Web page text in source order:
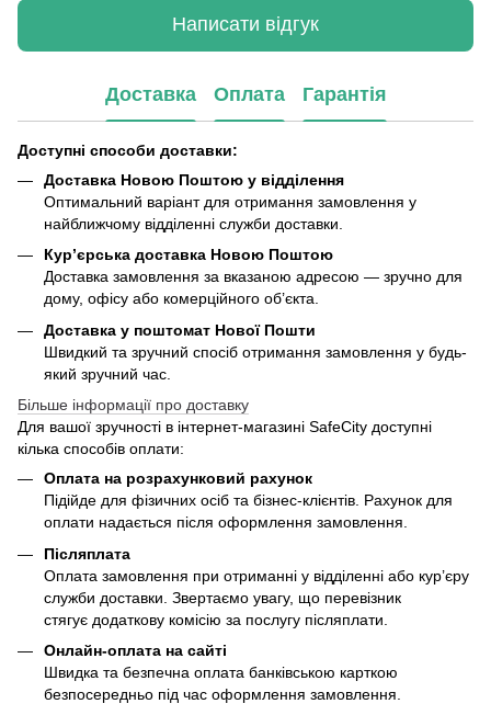
Написати відгук
Доставка Оплата Гарантія
Доступні способи доставки:
Доставка Новою Поштою у відділення
Оптимальний варіант для отримання замовлення у
найближчому відділенні служби доставки.
Кур’єрська доставка Новою Поштою
Доставка замовлення за вказаною адресою — зручно для
дому, офісу або комерційного об’єкта.
Доставка у поштомат Нової Пошти
Швидкий та зручний спосіб отримання замовлення у будь-
який зручний час.
Більше інформації про доставку
Для вашої зручності в інтернет-магазині SafeCity доступні
кілька способів оплати:
Оплата на розрахунковий рахунок
Підійде для фізичних осіб та бізнес-клієнтів. Рахунок для
оплати надається після оформлення замовлення.
Післяплата
Оплата замовлення при отриманні у відділенні або кур’єру
служби доставки. Звертаємо увагу, що перевізник
стягує додаткову комісію за послугу післяплати.
Онлайн-оплата на сайті
Швидка та безпечна оплата банківською карткою
безпосередньо під час оформлення замовлення.